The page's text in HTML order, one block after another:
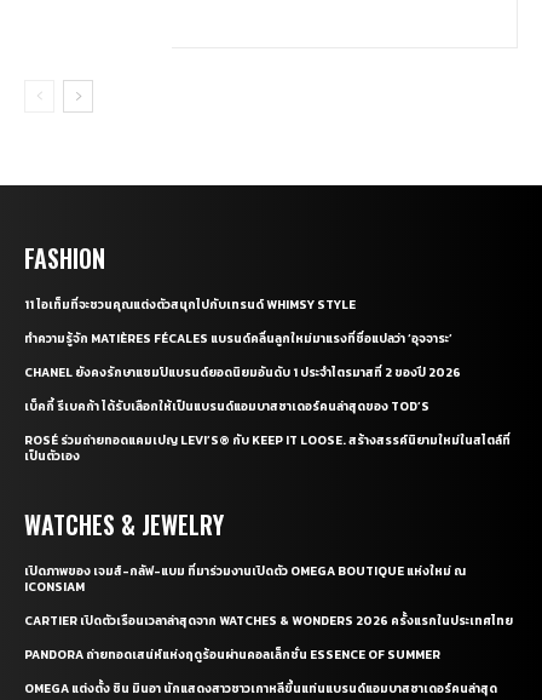
FASHION
11 ไอเท็มที่จะชวนคุณแต่งตัวสนุกไปกับเทรนด์ WHIMSY STYLE
ทำความรู้จัก MATIÈRES FÉCALES แบรนด์คลื่นลูกใหม่มาแรงที่ชื่อแปลว่า ‘อุจจาระ’
CHANEL ยังคงรักษาแชมป์แบรนด์ยอดนิยมอันดับ 1 ประจำไตรมาสที่ 2 ของปี 2026
เบ็คกี้ รีเบคก้า ได้รับเลือกให้เป็นแบรนด์แอมบาสซาเดอร์คนล่าสุดของ TOD’S
ROSÉ ร่วมถ่ายทอดแคมเปญ LEVI’S® กับ KEEP IT LOOSE. สร้างสรรค์นิยามใหม่ในสไตล์ที่
เป็นตัวเอง
WATCHES & JEWELRY
เปิดภาพของ เจมส์-กลัฟ-แบม ที่มาร่วมงานเปิดตัว OMEGA BOUTIQUE แห่งใหม่ ณ
ICONSIAM
CARTIER เปิดตัวเรือนเวลาล่าสุดจาก WATCHES & WONDERS 2026 ครั้งแรกในประเทศไทย
PANDORA ถ่ายทอดเสน่ห์แห่งฤดูร้อนผ่านคอลเล็กชั่น ESSENCE OF SUMMER
OMEGA แต่งตั้ง ชิน มินอา นักแสดงสาวชาวเกาหลีขึ้นแท่นแบรนด์แอมบาสซาเดอร์คนล่าสุด